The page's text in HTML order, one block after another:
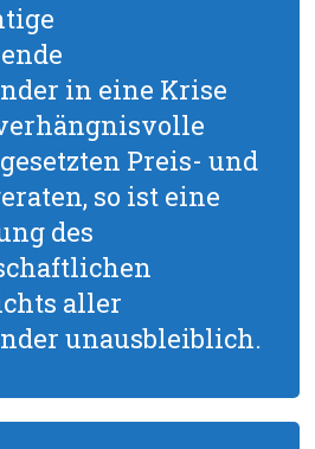
in eine Krise
Preis- und
so ist eine
des
aller
unausbleiblich.